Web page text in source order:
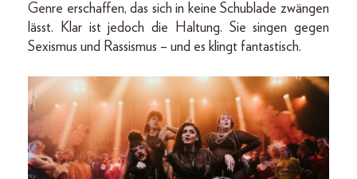
Genre erschaffen, das sich in keine Schublade zwängen
lässt. Klar ist jedoch die Haltung. Sie singen gegen
Sexismus und Rassismus – und es klingt fantastisch.